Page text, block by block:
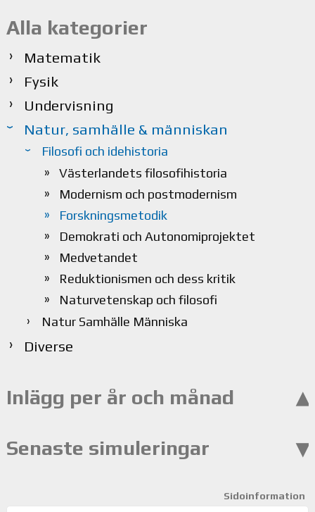
Alla kategorier
Matematik
Fysik
Undervisning
Natur, samhälle & människan
Filosofi och idehistoria
Västerlandets filosofihistoria
Modernism och postmodernism
Forskningsmetodik
Demokrati och Autonomiprojektet
Medvetandet
Reduktionismen och dess kritik
Naturvetenskap och filosofi
Natur Samhälle Människa
Diverse
Inlägg per år och månad
Senaste simuleringar
Sidoinformation